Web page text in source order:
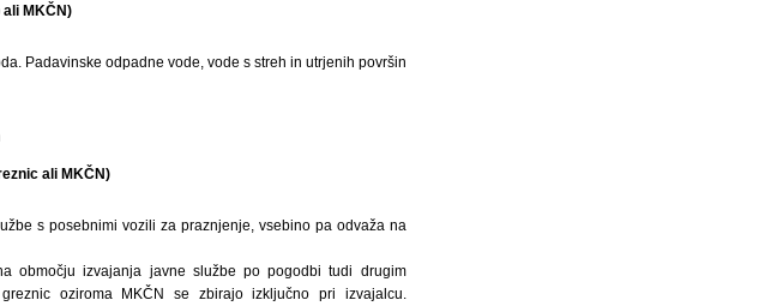
MKČN)
Padavinske odpadne vode, vode s streh in utrjenih površin
ali MKČN)
s posebnimi vozili za praznjenje, vsebino pa odvaža na
območju izvajanja javne službe po pogodbi tudi drugim
oziroma MKČN se zbirajo izključno pri izvajalcu.